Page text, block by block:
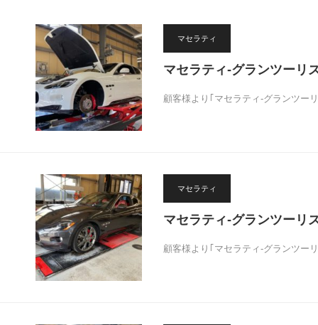
マセラティ
マセラティ-グランツーリ
顧客様より｢マセラティ-グランツー
マセラティ
マセラティ-グランツーリ
顧客様より｢マセラティ-グランツー